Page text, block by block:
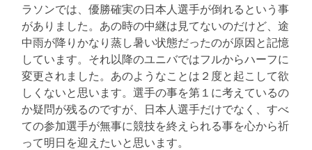
ラソンでは、優勝確実の日本人選手が倒れるという事
がありました。あの時の中継は見てないのだけど、途
中雨が降りかなり蒸し暑い状態だったのが原因と記憶
しています。それ以降のユニバではフルからハーフに
変更されました。あのようなことは２度と起こして欲
しくないと思います。選手の事を第１に考えているの
か疑問が残るのですが、日本人選手だけでなく、すべ
ての参加選手が無事に競技を終えられる事を心から祈
って明日を迎えたいと思います。